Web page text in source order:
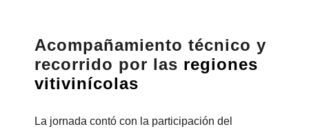
Acompañamiento técnico y
recorrido por las regiones
vitivinícolas
La jornada contó con la participación del